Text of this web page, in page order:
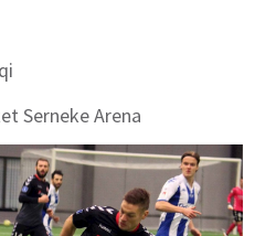
Serneke Arena